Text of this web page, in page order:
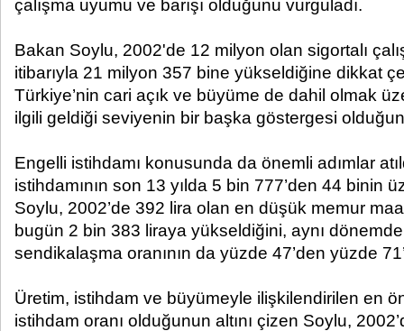
çalışma uyumu ve barışı olduğunu vurguladı.
Bakan Soylu, 2002'de 12 milyon olan sigortalı
itibarıyla 21 milyon 357 bine yükseldiğine dikkat
Türkiye’nin cari açık ve büyüme de dahil olmak
ilgili geldiği seviyenin bir başka göstergesi
Engelli istihdamı konusunda da önemli adımlar
istihdamının son 13 yılda 5 bin 777’den 44 binin
Soylu, 2002’de 392 lira olan en düşük memur
bugün 2 bin 383 liraya yükseldiğini, aynı
sendikalaşma oranının da yüzde 47’den yüzde
Üretim, istihdam ve büyümeyle ilişkilendirilen en
istihdam oranı olduğunun altını çizen Soylu,